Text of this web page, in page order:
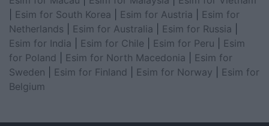
Esim for South Korea Esim for Austria
Esim for
Netherlands
Esim for Australia Esim for Russia
Esim for India
Esim for Chile Esim for Peru
Esim
for Poland
Esim for North Macedonia
Esim for
Sweden
Esim for Finland Esim for Norway
Esim for
Belgium